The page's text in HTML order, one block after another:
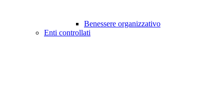
Benessere organizzativo
Enti controllati